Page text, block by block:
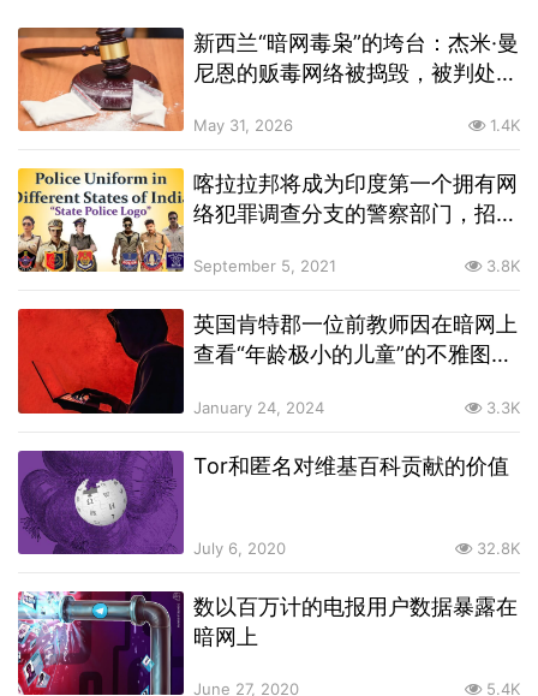
新西兰“暗网毒枭”的垮台：杰米·曼
尼恩的贩毒网络被捣毁，被判处12
May 31, 2026 1.4K
喀拉拉邦将成为印度第一个拥有网
络犯罪调查分支的警察部门，招募
September 5, 2021 3.8K
英国肯特郡一位前教师因在暗网上
查看“年龄极小的儿童”的不雅图片
January 24, 2024 3.3K
Tor和匿名对维基百科贡献的价值
July 6, 2020 32.8K
数以百万计的电报用户数据暴露在
暗网上
June 27, 2020 5.4K